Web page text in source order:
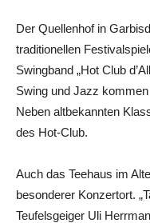
Der Quellenhof in
traditionellen
Swingband „Hot Club
Swing und Jazz
Neben altbekannten
des Hot-Club.
Auch das Teehaus im
besonderer Konzertort.
Teufelsgeiger Uli